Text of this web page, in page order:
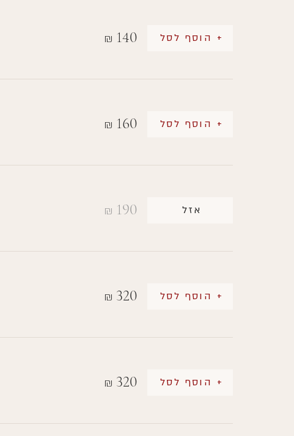
₪ 140 + הוסף לסל
₪ 160 + הוסף לסל
₪ 190 אזל
₪ 320 + הוסף לסל
₪ 320 + הוסף לסל